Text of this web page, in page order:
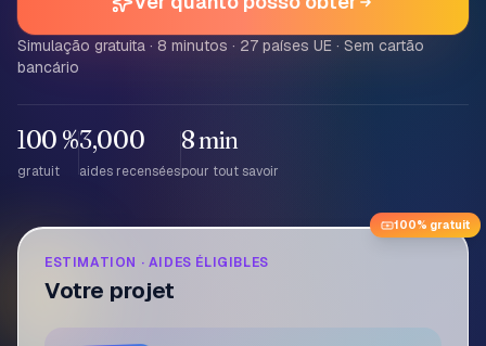
Simulação gratuita · 8 minutos · 27 países UE · Sem cartão
bancário
100 %
gratuit
3,000
aides recensées
8min
pour tout savoir
ESTIMATION · AIDES ÉLIGIBLES
Votre projet
100% gratuit